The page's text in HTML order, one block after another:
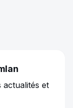
actualités et